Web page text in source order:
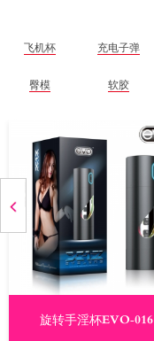
飞机杯 充电子弹
臀模 软胶
旋转手淫杯EVO-016